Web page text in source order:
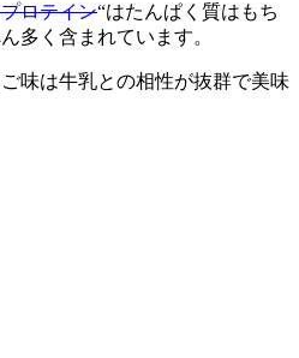
ロテイン“はたんぱく質はもち
多く含まれています。
味は牛乳との相性が抜群で美味